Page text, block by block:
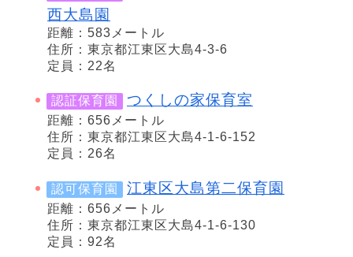
西大島園
距離：583メートル
住所：東京都江東区大島4-3-6
定員：22名
認証保育園 つくしの家保育室
距離：656メートル
住所：東京都江東区大島4-1-6-152
定員：26名
認可保育園 江東区大島第二保育園
距離：656メートル
住所：東京都江東区大島4-1-6-130
定員：92名